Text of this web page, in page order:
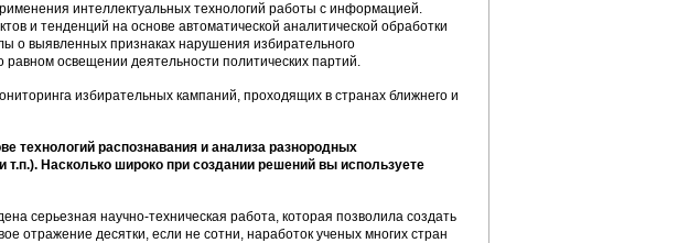
интеллектуальных технологий работы с информацией.
и тенденций на основе автоматической аналитической обработки
о выявленных признаках нарушения избирательного
освещении деятельности политических партий.
избирательных кампаний, проходящих в странах ближнего и
технологий распознавания и анализа разнородных
Насколько широко при создании решений вы используете
серьезная научно-техническая работа, которая позволила создать
отражение десятки, если не сотни, наработок ученых многих стран